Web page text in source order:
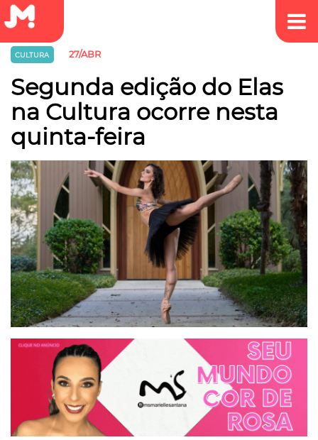
CULTURA 27/ABR
Segunda edição do Elas
na Cultura ocorre nesta
quinta-feira